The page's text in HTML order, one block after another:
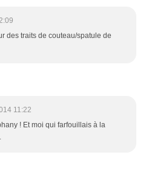
des traits de couteau/spatule de
11:22
! Et moi qui farfouillais à la